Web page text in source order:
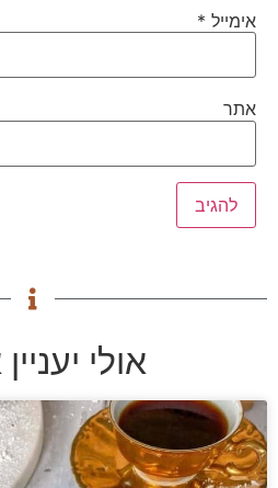
אימייל*
אתר
אולי